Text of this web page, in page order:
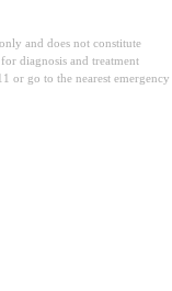
and does not constitute
diagnosis and treatment
or go to the nearest emergency